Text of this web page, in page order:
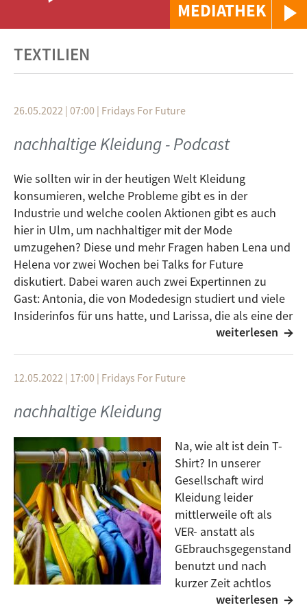
MEDIATHEK
TEXTILIEN
26.05.2022 | 07:00 | Fridays For Future
nachhaltige Kleidung - Podcast
Wie sollten wir in der heutigen Welt Kleidung
konsumieren, welche Probleme gibt es in der
Industrie und welche coolen Aktionen gibt es auch
hier in Ulm, um nachhaltiger mit der Mode
umzugehen? Diese und mehr Fragen haben Lena und
Helena vor zwei Wochen bei Talks for Future
diskutiert. Dabei waren auch zwei Expertinnen zu
Gast: Antonia, die von Modedesign studiert und viele
Insiderinfos für uns hatte, und Larissa, die als eine der
Vorstände der Hochschulgruppe für Nachhaltigkeit in
Ulm zu organisieren. Ab jetzt könnt ihr die Folge als
Podcast nachhören.
weiterlesen
12.05.2022 | 17:00 | Fridays For Future
nachhaltige Kleidung
Na, wie alt ist dein T-
Shirt? In unserer
Gesellschaft wird
Kleidung leider
mittlerweile oft als
VER- anstatt als
GEbrauchsgegenstand
benutzt und nach
kurzer Zeit achtlos
weggeworfen. Lena
weiterlesen